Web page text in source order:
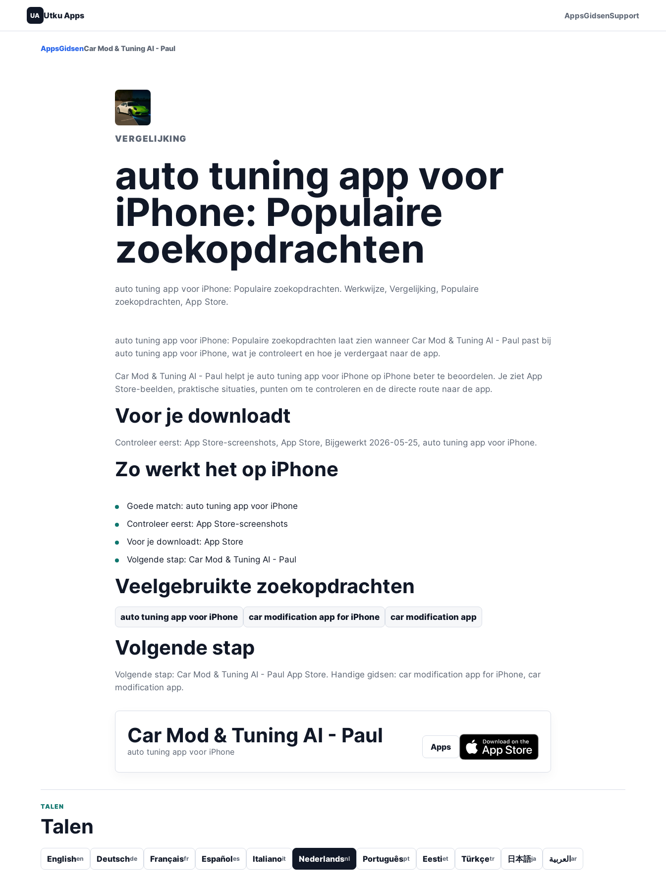
UA Utku Apps AppsGidsenSupport
AppsGidsenCar Mod & Tuning AI - Paul
VERGELIJKING
auto tuning app voor
iPhone: Populaire
zoekopdrachten
auto tuning app voor iPhone: Populaire zoekopdrachten. Werkwijze, Vergelijking, Populaire
zoekopdrachten, App Store.
auto tuning app voor iPhone: Populaire zoekopdrachten laat zien wanneer Car Mod & Tuning AI - Paul past bij
auto tuning app voor iPhone, wat je controleert en hoe je verdergaat naar de app.
Car Mod & Tuning AI - Paul helpt je auto tuning app voor iPhone op iPhone beter te beoordelen. Je ziet App
Store-beelden, praktische situaties, punten om te controleren en de directe route naar de app.
Voor je downloadt
Controleer eerst: App Store-screenshots, App Store, Bijgewerkt 2026-05-25, auto tuning app voor iPhone.
Zo werkt het op iPhone
Goede match: auto tuning app voor iPhone
Controleer eerst: App Store-screenshots
Voor je downloadt: App Store
Volgende stap: Car Mod & Tuning AI - Paul
Veelgebruikte zoekopdrachten
auto tuning app voor iPhone car modification app for iPhone car modification app
Volgende stap
Volgende stap: Car Mod & Tuning AI - Paul App Store. Handige gidsen: car modification app for iPhone, car
modification app.
Car Mod & Tuning AI - Paul
auto tuning app voor iPhone Apps
TALEN
Talen
Englishen Deutschde Françaisfr Españoles Italianoit Nederlandsnl Portuguêspt Eestiet Türkçetr 日本語ja العربيةar